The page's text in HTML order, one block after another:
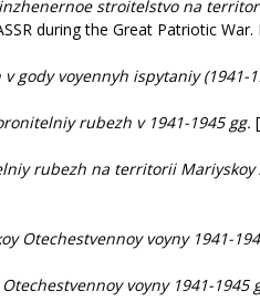
stroitelstvo na
during the Great Patriotic War.
v gody voyennyh ispytaniy (1941-
rubezh v 1941-1945 gg.
rubezh na territorii Mariyskoy
Otechestvennoy voyny 1941-
voyny 1941-1945